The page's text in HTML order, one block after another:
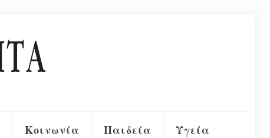
Κοινωνία Παιδεία Υγεία